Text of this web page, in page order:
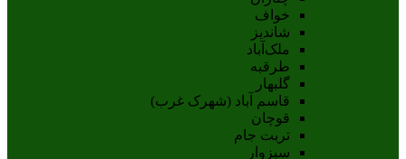
خواف
شاندیز
ملک‌آباد
طرقبه
گلبهار
قاسم آباد (شهرک غرب)
قوچان
تربت جام
سبزوار